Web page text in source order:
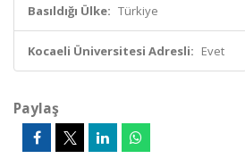
Basıldığı Ülke: Türkiye
Kocaeli Üniversitesi Adresli: Evet
Paylaş